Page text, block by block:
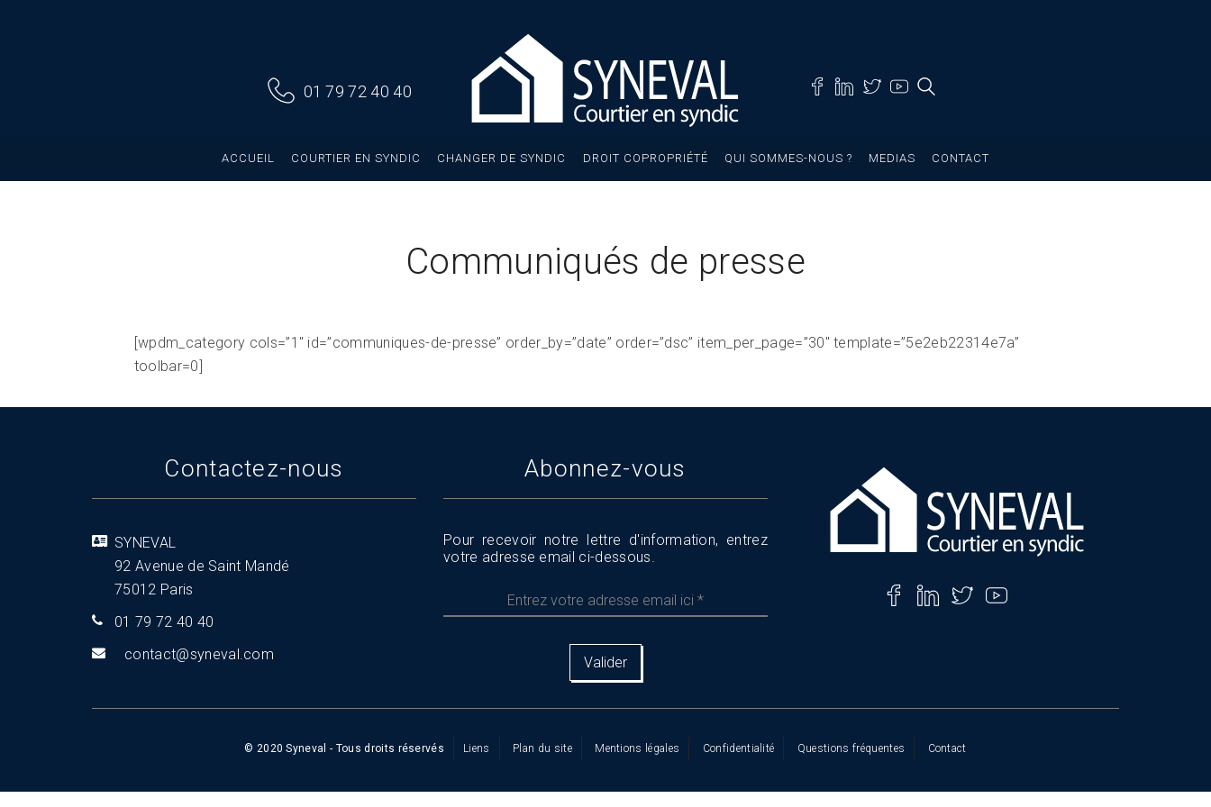
01 79 72 40 40
ACCUEIL COURTIER EN SYNDIC CHANGER DE SYNDIC DROIT COPROPRIÉTÉ QUI SOMMES-NOUS ? MEDIAS CONTACT
Communiqués de presse
[wpdm_category cols=”1″ id=”communiques-de-presse” order_by=”date” order=”dsc” item_per_page=”30″ template=”5e2eb22314e7a”
toolbar=0]
Contactez-nous
SYNEVAL
92 Avenue de Saint Mandé
75012 Paris
01 79 72 40 40
moc.l
aveny
s@tca
tnoc
Abonnez-vous
Pour recevoir notre lettre d'information, entrez
votre adresse email ci-dessous.
votre
email
ici
*
© 2020 Syneval - Tous droits réservés Liens Plan du site Mentions légales Confidentialité Questions fréquentes Contact